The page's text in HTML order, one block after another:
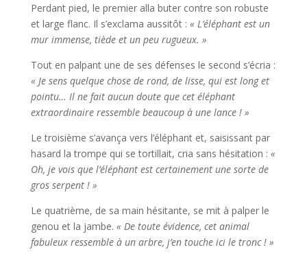
Perdant pied, le premier alla buter contre son robuste
et large flanc. Il s’exclama aussitôt : « L’éléphant est un
mur immense, tiède et un peu rugueux. »
Tout en palpant une de ses défenses le second s’écria :
« Je sens quelque chose de rond, de lisse, qui est long et
pointu… Il ne fait aucun doute que cet éléphant
extraordinaire ressemble beaucoup à une lance ! »
Le troisième s’avança vers l’éléphant et, saisissant par
hasard la trompe qui se tortillait, cria sans hésitation : «
Oh, je vois que l’éléphant est certainement une sorte de
gros serpent ! »
Le quatrième, de sa main hésitante, se mit à palper le
genou et la jambe. « De toute évidence, cet animal
fabuleux ressemble à un arbre, j’en touche ici le tronc ! »